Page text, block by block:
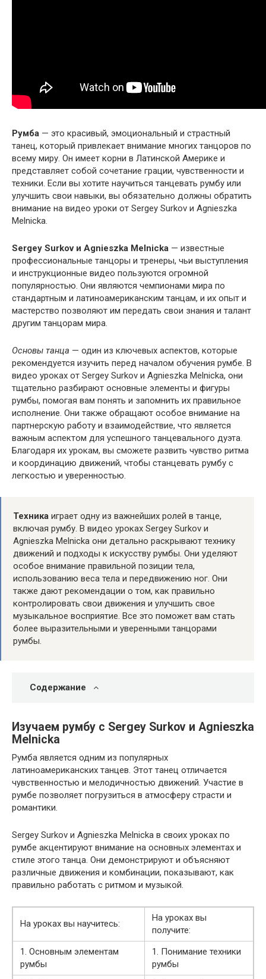
Румба — это красивый, эмоциональный и страстный
танец, который привлекает внимание многих танцоров по
всему миру. Он имеет корни в Латинской Америке и
представляет собой сочетание грации, чувственности и
техники. Если вы хотите научиться танцевать румбу или
улучшить свои навыки, вы обязательно должны обратить
внимание на видео уроки от Sergey Surkov и Agnieszka
Melnicka.
Sergey Surkov и Agnieszka Melnicka — известные
профессиональные танцоры и тренеры, чьи выступления
и инструкционные видео пользуются огромной
популярностью. Они являются чемпионами мира по
стандартным и латиноамериканским танцам, и их опыт и
мастерство позволяют им передать свои знания и талант
другим танцорам мира.
Основы танца — один из ключевых аспектов, которые
рекомендуется изучить перед началом обучения румбе. В
видео уроках от Sergey Surkov и Agnieszka Melnicka, они
тщательно разбирают основные элементы и фигуры
румбы, помогая вам понять и запомнить их правильное
исполнение. Они также обращают особое внимание на
партнерскую работу и взаимодействие, что является
важным аспектом для успешного танцевального дуэта.
Благодаря их урокам, вы сможете развить чувство ритма
и координацию движений, чтобы станцевать румбу с
легкостью и уверенностью.
Техника играет одну из важнейших ролей в танце,
включая румбу. В видео уроках Sergey Surkov и
Agnieszka Melnicka они детально раскрывают технику
движений и подходы к искусству румбы. Они уделяют
особое внимание правильной позиции тела,
использованию веса тела и передвижению ног. Они
также дают рекомендации о том, как правильно
контролировать свои движения и улучшить свое
музыкальное восприятие. Все это поможет вам стать
более выразительными и уверенными танцорами
румбы.
Содержание
Изучаем румбу с Sergey Surkov и Agnieszka
Melnicka
Румба является одним из популярных
латиноамериканских танцев. Этот танец отличается
чувственностью и мелодичностью движений. Участие в
румбе позволяет погрузиться в атмосферу страсти и
романтики.
Sergey Surkov и Agnieszka Melnicka в своих уроках по
румбе акцентируют внимание на основных элементах и
стиле этого танца. Они демонстрируют и объясняют
различные движения и комбинации, показывают, как
правильно работать с ритмом и музыкой.
На уроках вы научитесь:
На уроках вы
получите:
1. Основным элементам
румбы
1. Понимание техники
румбы